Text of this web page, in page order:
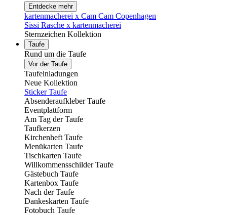
Entdecke mehr
kartenmacherei x Cam Cam Copenhagen
Sissi Rasche x kartenmacherei
Sternzeichen Kollektion
Taufe
Rund um die Taufe
Vor der Taufe
Taufeinladungen
Neue Kollektion
Sticker Taufe
Absenderaufkleber Taufe
Eventplattform
Am Tag der Taufe
Taufkerzen
Kirchenheft Taufe
Menükarten Taufe
Tischkarten Taufe
Willkommensschilder Taufe
Gästebuch Taufe
Kartenbox Taufe
Nach der Taufe
Dankeskarten Taufe
Fotobuch Taufe